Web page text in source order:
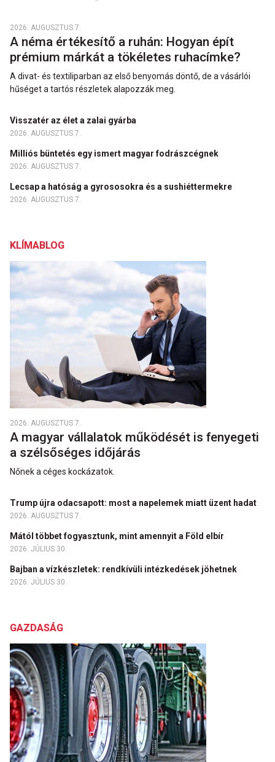
2026. AUGUSZTUS 7.
A néma értékesítő a ruhán: Hogyan épít
prémium márkát a tökéletes ruhacímke?
A divat- és textiliparban az első benyomás döntő, de a vásárlói
hűséget a tartós részletek alapozzák meg.
Visszatér az élet a zalai gyárba
2026. AUGUSZTUS 7.
Milliós büntetés egy ismert magyar fodrászcégnek
2026. AUGUSZTUS 7.
Lecsap a hatóság a gyrososokra és a sushiéttermekre
2026. AUGUSZTUS 7.
KLÍMABLOG
2026. AUGUSZTUS 7.
A magyar vállalatok működését is fenyegeti
a szélsőséges időjárás
Nőnek a céges kockázatok.
Trump újra odacsapott: most a napelemek miatt üzent hadat
2026. AUGUSZTUS 7.
Mától többet fogyasztunk, mint amennyit a Föld elbír
2026. JÚLIUS 30.
Bajban a vízkészletek: rendkívüli intézkedések jöhetnek
2026. JÚLIUS 30.
GAZDASÁG